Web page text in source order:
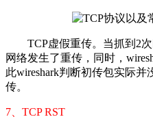
TCP虚假重传。当抓到2
网络发生了重传，同时，
此wireshark判断初传包实际
传。
7、 TCP RST